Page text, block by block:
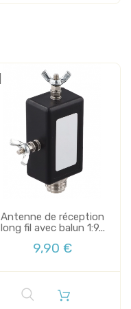
Antenne de réception
long fil avec balun 1:9...
9,90 €